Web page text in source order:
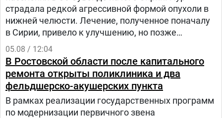
страдала редкой агрессивной формой опухоли в
нижней челюсти. Лечение, полученное поначалу
в Сирии, привело к улучшению, но позже
произошел рецидив болезни. Нур попала на
лечение в «Шибу» в рамках гуманитарного
проекта «Шевет-ахим» («Кровные братья).
05.08 / 12:04
В Ростовской области после капитального
ремонта открыты поликлиника и два
фельдшерско-акушерских пункта
В рамках реализации государственных программ
по модернизации первичного звена